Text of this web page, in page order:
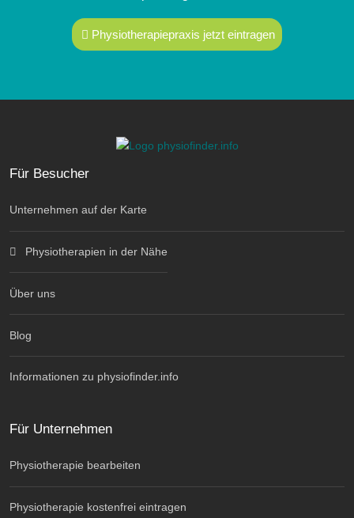
Physiotherapiepraxis jetzt eintragen
Für Besucher
Unternehmen auf der Karte
Physiotherapien in der Nähe
Über uns
Blog
Informationen zu physiofinder.info
Für Unternehmen
Physiotherapie bearbeiten
Physiotherapie kostenfrei eintragen